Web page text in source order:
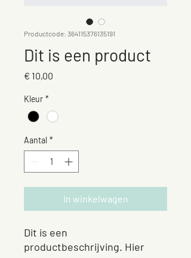
Productcode: 364115376135191
Dit is een product
€ 10,00
Kleur *
Aantal *
In winkelwagen
Dit is een
productbeschrijving. Hier